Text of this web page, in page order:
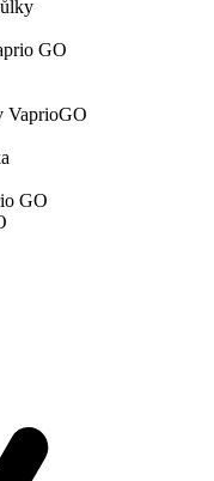
GO
VaprioGO
GO